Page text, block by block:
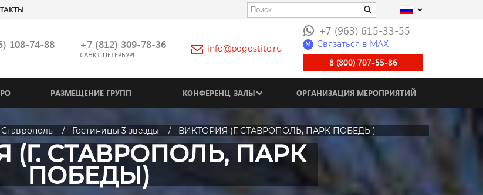
108-74-88 +7 (812) 309-78-36
САНКТ-ПЕТЕРБУРГ
info@pogostite.ru
+7 (963) 615-33-55
M Связаться в МАХ
8 (800) 707-55-86
РАЗМЕЩЕНИЕ ГРУПП КОНФЕРЕНЦ-ЗАЛЫ ОРГАНИЗАЦИЯ МЕРОПРИЯТИЙ
Гостиницы 3 звезды ВИКТОРИЯ (Г. СТАВРОПОЛЬ, ПАРК ПОБЕДЫ)
(Г. СТАВРОПОЛЬ, ПАРК
ПОБЕДЫ)